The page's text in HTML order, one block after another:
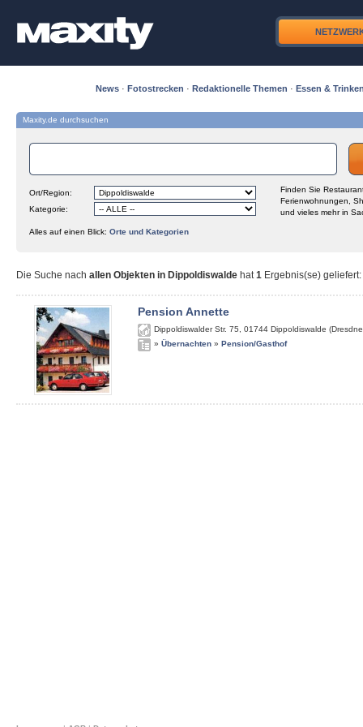
News · Fotostrecken · Redaktionelle Themen · Essen &
Maxity.de durchsuchen
Ort/Region:
Kategorie:
Finden Sie
Ferienwohnungen,
und vieles mehr in
Alles auf einen Blick: Orte und Kategorien
Die Suche nach allen Objekten in Dippoldiswalde hat1 Ergebnis(se) geliefert:
Pension Annette
Dippoldiswalder Str. 75 01744 Dippoldiswalde
» Übernachten » Pension/Gasthof